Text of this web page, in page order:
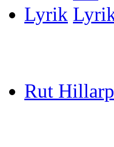
Lyrik
Rut Hillarp